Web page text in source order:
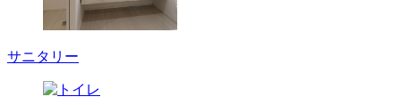
サニタリー